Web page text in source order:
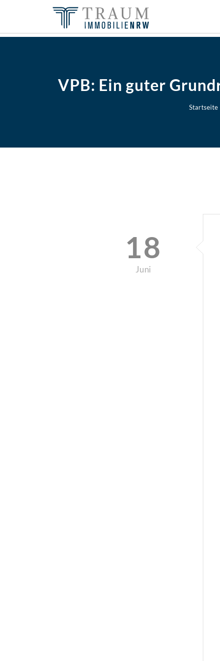
VPB: Ein guter
Startseite
18
Juni